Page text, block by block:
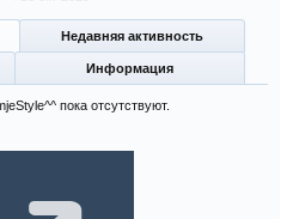
Недавняя активность
Информация
пока отсутствуют.